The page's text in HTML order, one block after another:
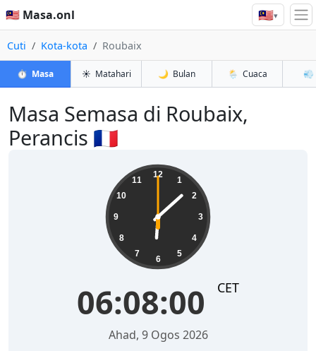
🇲🇾 Masa.onl 🇲🇾▾
Cuti Kota-kota Roubaix
⏱️ Masa ☀️ Matahari 🌙 Bulan 🌦️ Cuaca 💨
Masa Semasa di Roubaix,
Perancis 🇫🇷
12
1
2
3
4
5
6
7
8
9
10
11
06:08:00 CET
Ahad, 9 Ogos 2026